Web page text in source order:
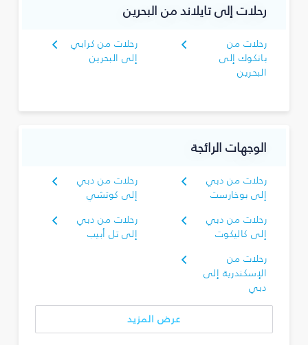
رحلات إلى تايلاند من البحرين
رحلات من
بانكوك إلى
البحرين
رحلات من كرابي
إلى البحرين
الوجهات الرائجة
رحلات من دبي
إلى بوخارست
رحلات من دبي
إلى كوتشي
رحلات من دبي
إلى كاليكوت
رحلات من دبي
إلى تل أبيب
رحلات من
الإسكندرية إلى
دبي
عرض المزيد